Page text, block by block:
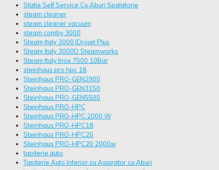
Statie Self Service Cu Aburi Spalatorie
steam cleaner
steam cleaner vacuum
steam comby 3000
Steam Italy 3000 IDrojet Plus
Steam Italy 3000D Steamworks
Steam Italy Inox 7500 10Bar
steinhaus pro hpc 18
Steinhaus PRO-GEN2900
Steinhaus PRO-GEN3150
Steinhaus PRO-GEN5500
Steinhaus PRO-HPC
Steinhaus PRO-HPC 2000 W
Steinhaus PRO-HPC18
Steinhaus PRO-HPC20
Steinhaus PRO-HPC20 2000w
tapiterie auto
Tapiterie Auto Interior cu Aspirator cu Aburi